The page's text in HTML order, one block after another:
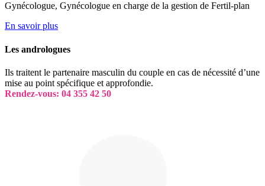
Gynécologue, Gynécologue en charge de la gestion de Fertil-plan
En savoir plus
Les andrologues
Ils traitent le partenaire masculin du couple en cas de nécessité d’une
mise au point spécifique et approfondie.
Rendez-vous: 04 355 42 50